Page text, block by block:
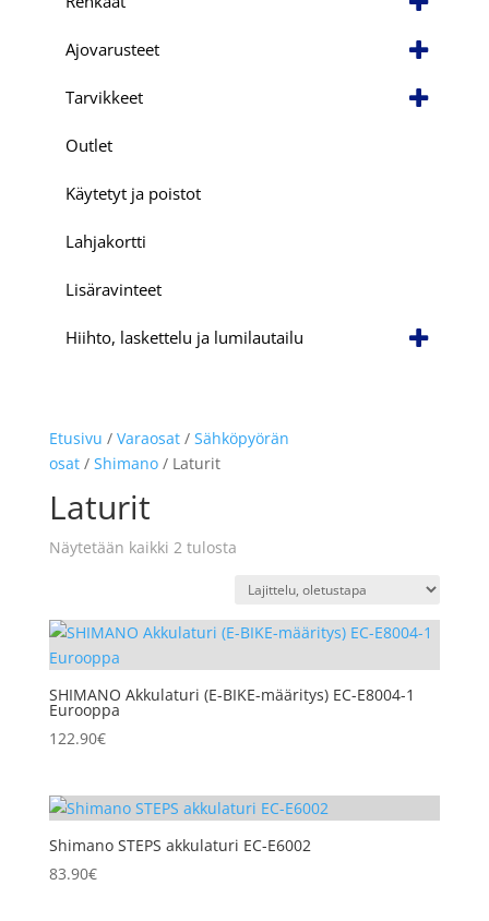
Etusivu / Varaosat/ Sähköpyörän
osat/ Shimano/ Laturit
Laturit
Näytetään kaikki 2 tulosta
SHIMANO Akkulaturi (E-BIKE-määritys) EC-E8004-1
Eurooppa
122.90€
Shimano STEPS akkulaturi EC-E6002
83.90€
Ajovarusteet
Tarvikkeet
Outlet
Käytetyt ja poistot
Lahjakortti
Lisäravinteet
Hiihto, laskettelu ja lumilautailu